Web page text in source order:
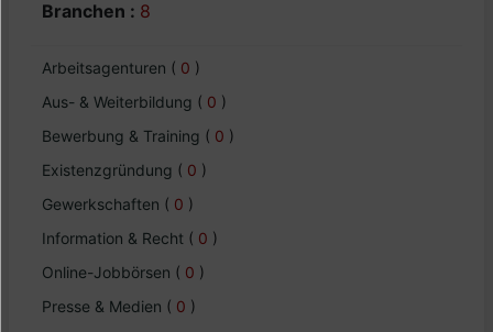
Branchen : 8
Arbeitsagenturen ( 0 )
Aus- & Weiterbildung ( 0 )
Bewerbung & Training ( 0 )
Existenzgründung ( 0 )
Gewerkschaften ( 0 )
Information & Recht ( 0 )
Online-Jobbörsen ( 0 )
Presse & Medien ( 0 )